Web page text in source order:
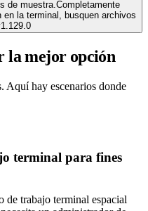
de muestra. Completamente
la terminal, busquen archivos
1.129.0
la mejor opción
Aquí hay escenarios donde
terminal para fines
de trabajo terminal espacial